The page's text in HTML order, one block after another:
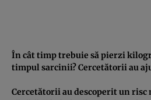
În cât timp trebuie să pierzi
timpul sarcinii? Cercetătorii au
Cercetătorii au descoperit un risc